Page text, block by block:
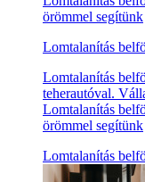
örömmel segítünk
Lomtalanítás
Lomtalanítás
teherautóval.
Lomtalanítás
örömmel segítünk
Lomtalanítás